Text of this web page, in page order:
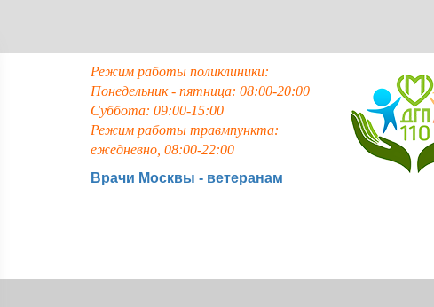
Режим работы поликлиники:
Понедельник - пятница: 08:00-20:00
Суббота: 09:00-15:00
Режим работы травмпункта:
ежедневно, 08:00-22:00
Врачи Москвы - ветеранам